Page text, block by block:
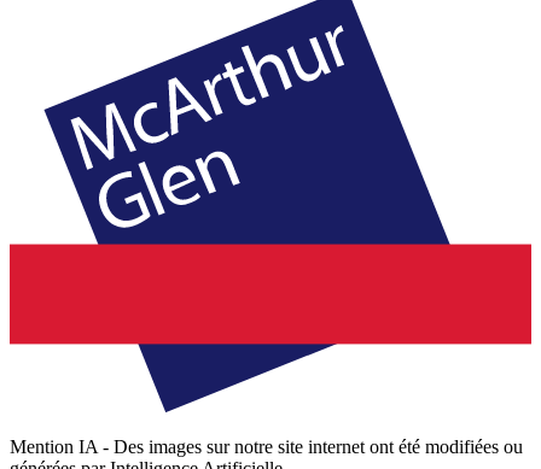
Mention IA - Des images sur notre site internet ont été modifiées ou